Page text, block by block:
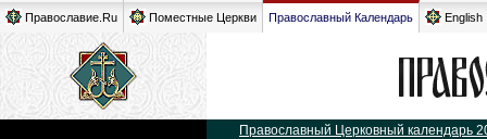
Православие.Ru Поместные Церкви Православный Календарь English
Православный Церковный календарь